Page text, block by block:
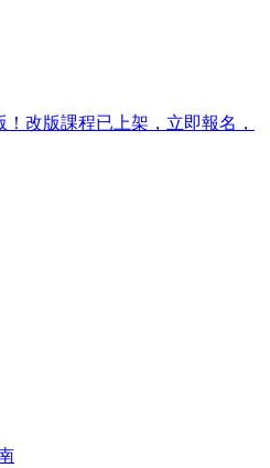
！改版課程已上架，立即報名，